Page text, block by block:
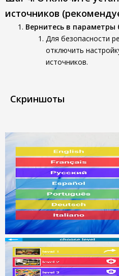
источников
Вернитесь в параметры
Для безопасности
отключить
источников.
Скриншоты